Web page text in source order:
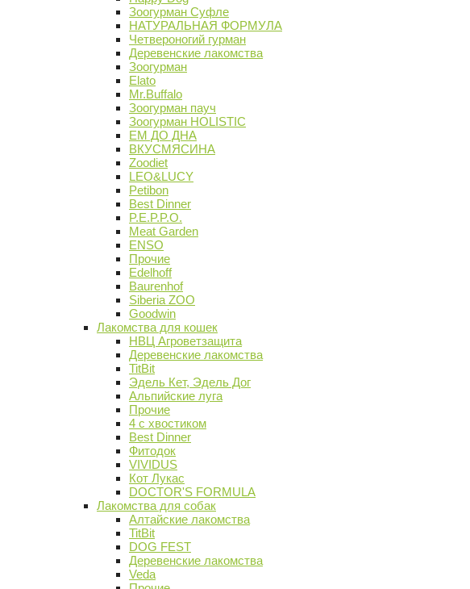
Зоогурман Суфле
НАТУРАЛЬНАЯ ФОРМУЛА
Четвероногий гурман
Деревенские лакомства
Зоогурман
Elato
Mr.Buffalo
Зоогурман пауч
Зоогурман HOLISTIC
ЕМ ДО ДНА
ВКУСМЯСИНА
Zoodiet
LEO&LUCY
Petibon
Best Dinner
P.E.P.P.O.
Meat Garden
ENSO
Прочие
Edelhoff
Baurenhof
Siberia ZOO
Goodwin
Лакомства для кошек
НВЦ Агроветзащита
Деревенские лакомства
TitBit
Эдель Кет, Эдель Дог
Альпийские луга
Прочие
4 с хвостиком
Best Dinner
Фитодок
VIVIDUS
Кот Лукас
DOCTOR'S FORMULA
Лакомства для собак
Алтайские лакомства
TitBit
DOG FEST
Деревенские лакомства
Veda